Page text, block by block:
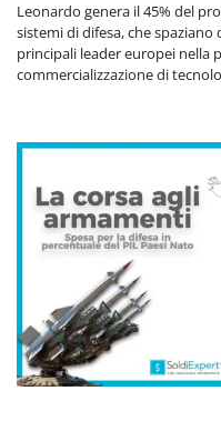
Leonardo genera il 45% del
sistemi di difesa, che spaziano
principali leader europei nella
commercializzazione di